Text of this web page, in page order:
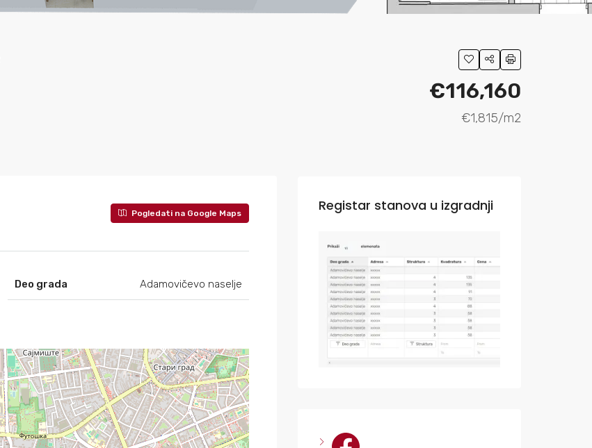
€116,160
€1,815/m2
Pogledati na Google Maps
Deo grada Adamovičevo naselje
Registar stanova u izgradnji
Facebook